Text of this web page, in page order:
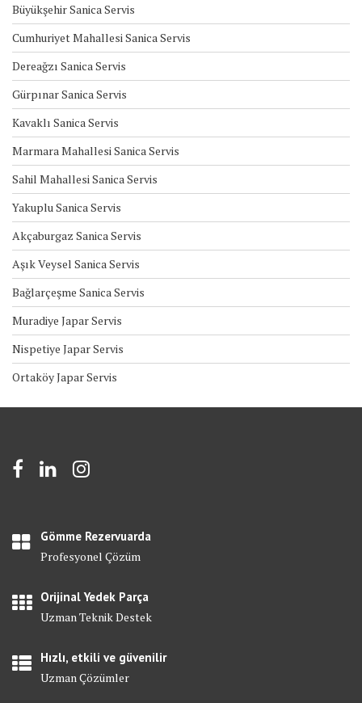
Büyükşehir Sanica Servis
Cumhuriyet Mahallesi Sanica Servis
Dereağzı Sanica Servis
Gürpınar Sanica Servis
Kavaklı Sanica Servis
Marmara Mahallesi Sanica Servis
Sahil Mahallesi Sanica Servis
Yakuplu Sanica Servis
Akçaburgaz Sanica Servis
Aşık Veysel Sanica Servis
Bağlarçeşme Sanica Servis
Muradiye Japar Servis
Nispetiye Japar Servis
Ortaköy Japar Servis
Gömme Rezervuarda
Profesyonel Çözüm
Orijinal Yedek Parça
Uzman Teknik Destek
Hızlı, etkili ve güvenilir
Uzman Çözümler